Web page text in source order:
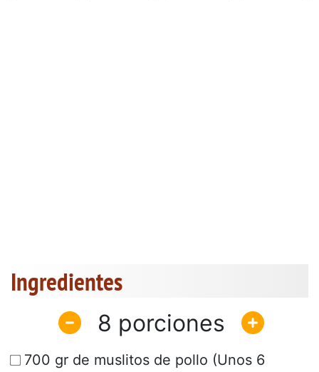
Ingredientes
8
700 gr de muslitos de pollo (Unos 6